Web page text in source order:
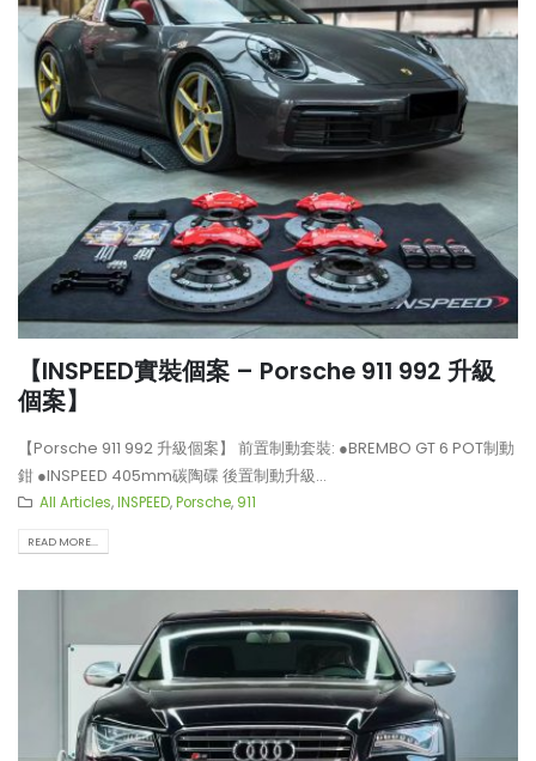
【INSPEED實裝個案 – Porsche 911 992 升級
個案】
【Porsche 911 992 升級個案】 前置制動套裝: ●BREMBO GT 6 POT制動
鉗 ●INSPEED 405mm碳陶碟 後置制動升級...
All Articles,INSPEED,Porsche, 911
READ MORE...